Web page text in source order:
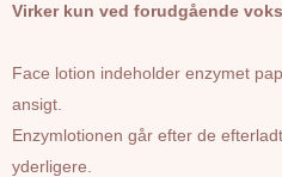
Virker kun ved forudgående
Face lotion indeholder enzymet
ansigt.
Enzymlotionen går efter de
yderligere.